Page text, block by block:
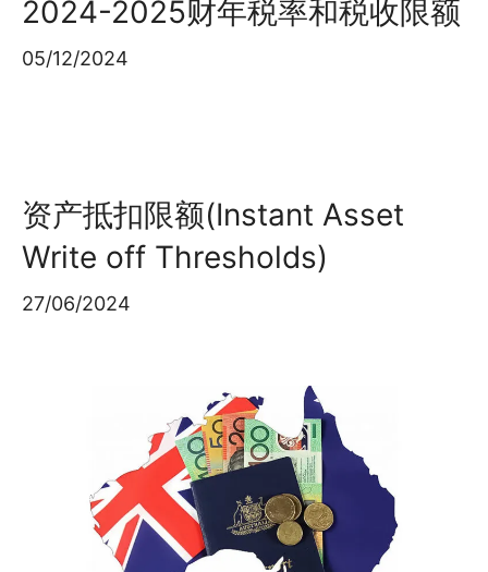
2024-2025财年税率和税收限额
05/12/2024
资产抵扣限额(Instant Asset
Write off Thresholds)
27/06/2024